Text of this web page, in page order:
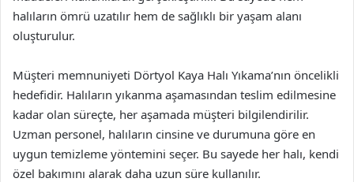
halıların ömrü uzatılır hem de sağlıklı bir yaşam alanı
oluşturulur.
Müşteri memnuniyeti Dörtyol Kaya Halı Yıkama’nın öncelikli
hedefidir. Halıların yıkanma aşamasından teslim edilmesine
kadar olan süreçte, her aşamada müşteri bilgilendirilir.
Uzman personel, halıların cinsine ve durumuna göre en
uygun temizleme yöntemini seçer. Bu sayede her halı, kendi
özel bakımını alarak daha uzun süre kullanılır.